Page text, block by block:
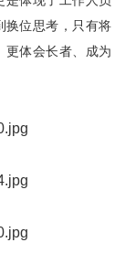
换位思考，只有将
更体会长者、成为